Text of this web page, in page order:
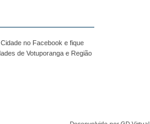
no Facebook e fique
de Votuporanga e Região